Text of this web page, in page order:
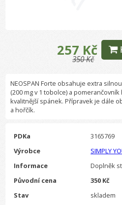
257 Kč
350 Kč
NEOSPAN Forte obsahuje extra
(200 mg v 1 tobolce) a
kvalitnější spánek. Přípravek je dále
a hořčík.
PDKa
3165769
Výrobce
SIMPLY
Informace
Doplněk
Původní cena
350 Kč
Stav
skladem